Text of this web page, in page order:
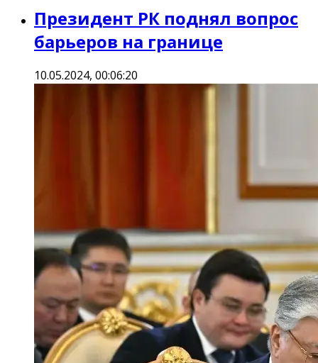
Президент РК поднял вопрос
барьеров на границе
10.05.2024, 00:06:20